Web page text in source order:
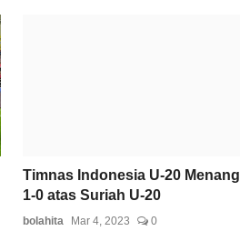
Timnas Indonesia U-20 Menang
1-0 atas Suriah U-20
bolahita Mar 4, 2023 0